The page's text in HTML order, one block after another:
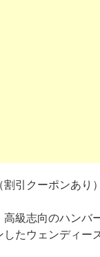
割引クーポンあり）
級志向のハンバ
たウェンディー